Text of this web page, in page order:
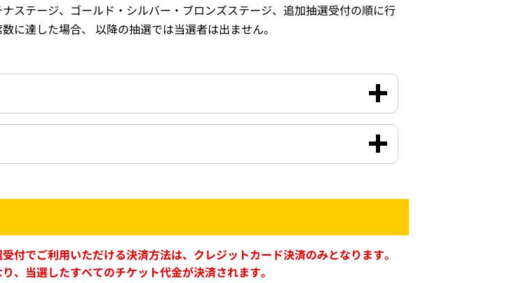
ステージ、ゴールド・シルバー・ブロンズステージ、追加抽選受付の順に行
に達した場合、 以降の抽選では当選者は出ません。
付でご利用いただける決済方法は、クレジットカード決済のみとなります。
、当選したすべてのチケット代金が決済されます。